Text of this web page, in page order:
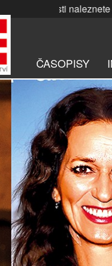
nalezneteZDE. |
ČASOPISY